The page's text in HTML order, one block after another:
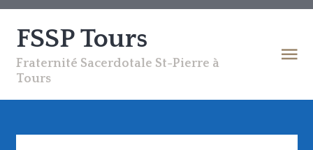
FSSP Tours
Fraternité Sacerdotale St-Pierre à
Tours